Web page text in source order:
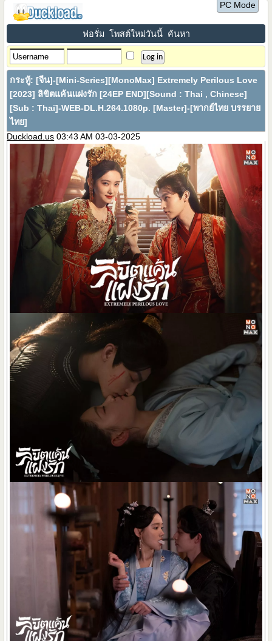
PC Mode
ฟอรั่ม โพสต์ใหม่วันนี้ ค้นหา
กระทู้:[จีน]-[Mini-Series][MonoMax] Extremely Perilous Love
[2023] ลิขิตแค้นแฝงรัก [24EP END][Sound : Thai , Chinese]
[Sub : Thai]-WEB-DL.H.264.1080p. [Master]-[พากย์ไทย บรรยาย
ไทย]
Duckload.us 03:43 AM 03-03-2025